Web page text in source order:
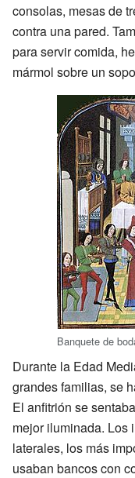
consolas, mesas de
contra una pared.
para servir comida,
mármol sobre un
Banquete de
Durante la Edad
grandes familias, se
El anfitrión se
mejor iluminada. Los
laterales, los más
usaban bancos con